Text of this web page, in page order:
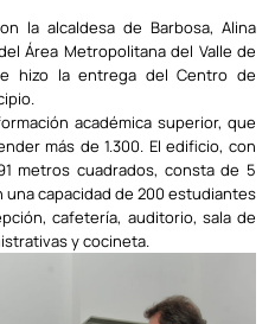
la alcaldesa de Barbosa, Alina
Área Metropolitana del Valle de
hizo la entrega del Centro de
académica superior, que
más de 1.300. El edificio, con
metros cuadrados, consta de 5
capacidad de 200 estudiantes
cafetería, auditorio, sala de
y cocineta.